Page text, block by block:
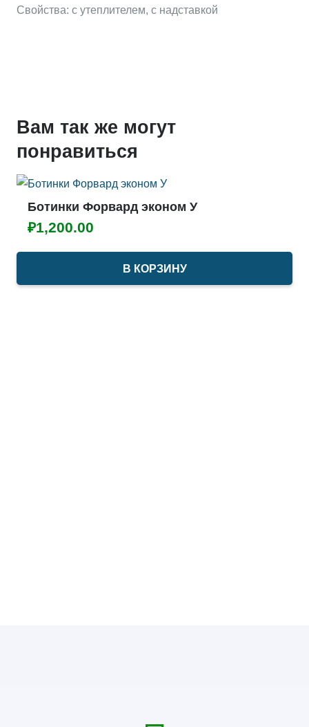
Свойства: с утеплителем, с надставкой
Вам так же могут
понравиться
Ботинки Форвард эконом У
₽1,200.00
В КОРЗИНУ